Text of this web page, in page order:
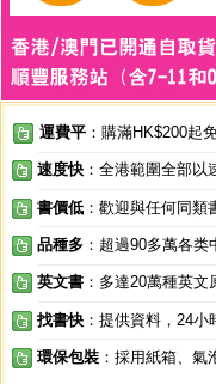
運費平 ：購滿HK$200起
速度快 ：全港範圍全部以
書價低 ：歡迎與任何同類
品種多 ：超過90多萬各类
英文書 ：多達20萬種英文
找書快 ：提供資料，24小
環保包裝 ：採用紙箱、氣